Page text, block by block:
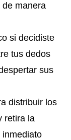
de manera
si decidiste
tus dedos
sus
distribuir los
retira la
inmediato